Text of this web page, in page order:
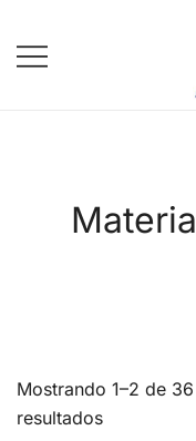
contenido
Mostrando 1–2 de 36
resultados